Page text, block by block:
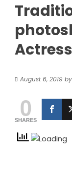
August 6, 2019 by
0
SHARES